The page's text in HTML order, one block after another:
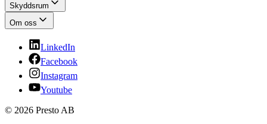
Skyddsrum
Om oss
LinkedIn
Facebook
Instagram
Youtube
© 2026 Presto AB